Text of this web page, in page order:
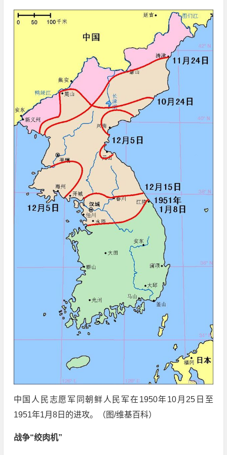
中国人民志愿军同朝鲜人民军在1950年10月25日至
1951年1月8日的进攻。（图/维基百科）
战争“绞肉机”